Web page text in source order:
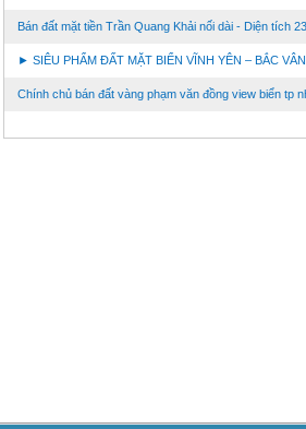
Bán đất mặt tiền Trần Quang Khải nối dài - Diện tích
► SIÊU PHẨM ĐẤT MẶT BIỂN VĨNH YÊN – BẮC
Chính chủ bán đất vàng phạm văn đồng view biển tp